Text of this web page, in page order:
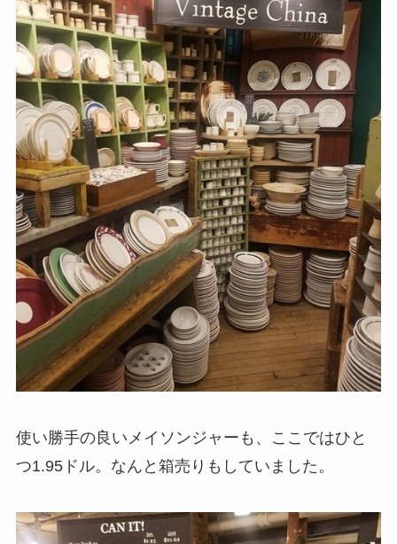
使い勝手の良いメイソンジャーも、ここではひと
つ1.95ドル。なんと箱売りもしていました。